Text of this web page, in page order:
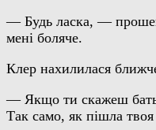
— Будь ласка, —
мені боляче.
Клер нахилилася
— Якщо ти скажеш
Так само, як пішла